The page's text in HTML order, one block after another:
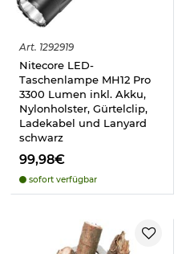
Art. 1292919
Nitecore LED-
Taschenlampe MH12 Pro
3300 Lumen inkl. Akku,
Nylonholster, Gürtelclip,
Ladekabel und Lanyard
schwarz
99,98€
sofort verfügbar